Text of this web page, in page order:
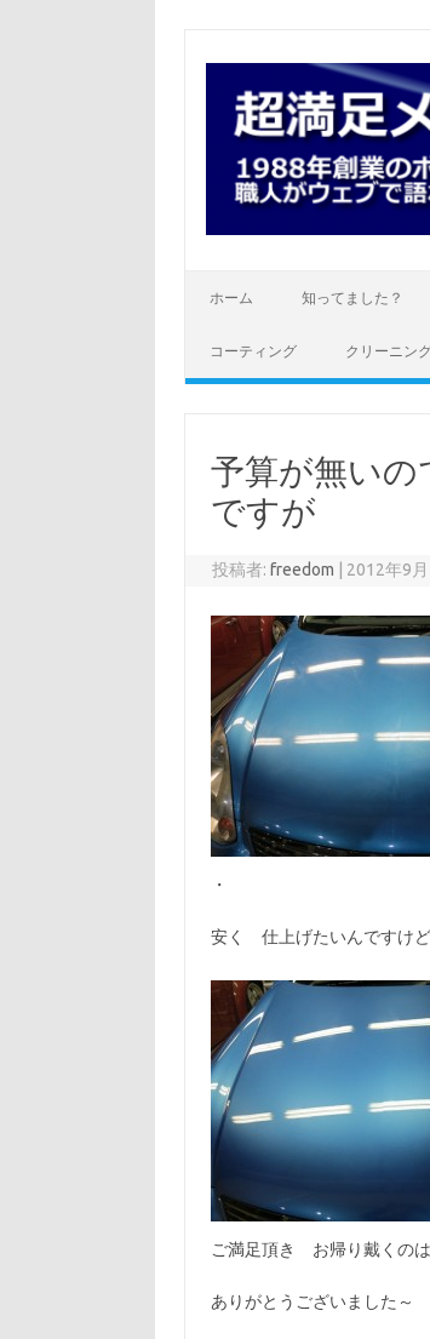
ホーム 知ってました？
コーティング クリーニン
予算が無い
ですが
投稿者:freedom 2012年9
・
安く 仕上げたいんですけど
ご満足頂き お帰り戴くの
ありがとうございました～